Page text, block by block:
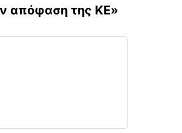
απόφαση της ΚΕ»